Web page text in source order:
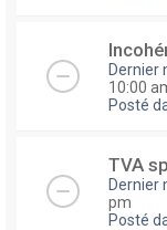
Dernier
10:00
Posté
TVA
Dernier
pm
Posté